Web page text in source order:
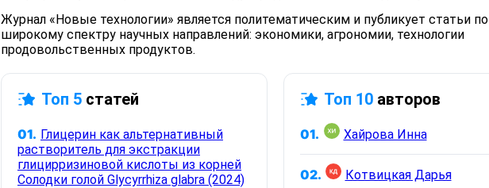
Журнал «Новые технологии» является политематическим и публикует статьи по
широкому спектру научных направлений: экономики, агрономии, технологии
продовольственных продуктов.
Топ 5 статей
01. Глицерин как альтернативный
растворитель для экстракции
глицирризиновой кислоты из корней
Солодки голой Glycyrrhiza glabra (2024)
Топ 10авторов
01. Хайрова Инна
02. Котвицкая Дарья